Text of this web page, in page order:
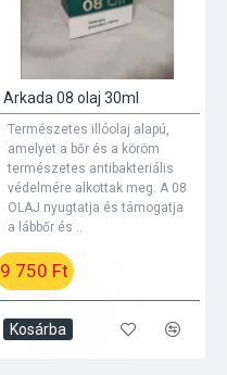
Arkada 08 olaj 30ml
Természetes illóolaj alapú,
amelyet a bőr és a köröm
természetes antibakteriális
védelmére alkottak meg. A 08
OLAJ nyugtatja és támogatja
a lábbőr és ..
9 750 Ft
Kosárba